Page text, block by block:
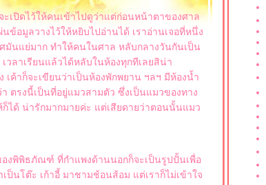
ะเปิดไว้ให้คนเข้าไปดูว่าแต่ก่อนหน้าตาของศาล
ข้อมูลวางไว้ให้หยิบไปอ่านได้ เราอ่านเจอที่หนึ่ง
มันแย่มาก ทำให้คนในศาล หลับกลางวันกันเป็น
วลาเรียนแล้วได้หลับในห้องทุกทีเลยสิน่า
เค้าก็จะเขียนว่าเป็นห้องพักพยาน ฯลฯ มีห้องน้ำ
ตรงนี้เป็นที่อยู่แมวสามตัว ซึ่งเป็นแมวของทาง
ได้ น่ารักมากมายค่ะ แต่เสียดายว่าตอนนั้นแมว
งพิพิธภัณฑ์ ที่กำแพงด้านนอกก็จะเป็นรูปปั้นเพื่อ
นโต๊ะ เก้าอี้ มาชามช้อนส้อม แต่เราก็ไม่เข้าใจ